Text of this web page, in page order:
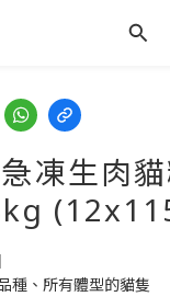
凍生肉
種、所有體型的貓隻